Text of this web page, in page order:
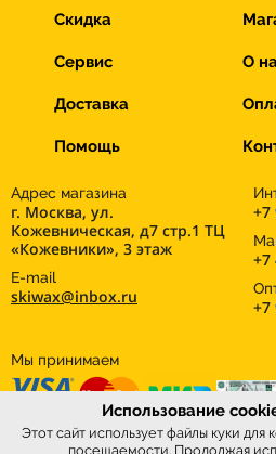
Скидка
Сервис О
Доставка
Помощь
Адрес магазина
г. Москва, ул.
Кожевническая, д7 стр.1 ТЦ
«Кожевники», 3 этаж
E-mail
skiwax@inbox.ru
+7
+7
+7
Мы принимаем
Использование
Этот сайт использует файлы куки для
посещаемости. Продолжая